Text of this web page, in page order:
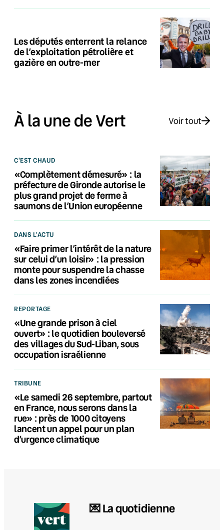
Les députés enterrent la relance
de l’exploitation pétrolière et
gazière en outre-mer
À la une de Vert Voir tout
C'EST CHAUD
«Complètement démesuré» : la
préfecture de Gironde autorise le
plus grand projet de ferme à
saumons de l’Union européenne
DANS L'ACTU
«Faire primer l’intérêt de la nature
sur celui d’un loisir» : la pression
monte pour suspendre la chasse
dans les zones incendiées
REPORTAGE
«Une grande prison à ciel
ouvert» : le quotidien bouleversé
des villages du Sud-Liban, sous
occupation israélienne
TRIBUNE
«Le samedi 26 septembre, partout
en France, nous serons dans la
rue» : près de 1000 citoyens
lancent un appel pour un plan
d’urgence climatique
💌 La quotidienne